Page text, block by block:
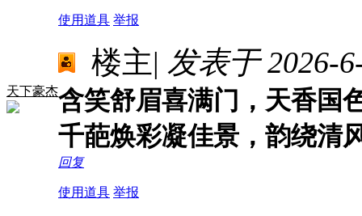
使用道具 举报
天下豪杰
楼主| 发表于 2026-
含笑舒眉喜满门，天香国
千葩焕彩凝佳景，韵绕清
回复
使用道具 举报